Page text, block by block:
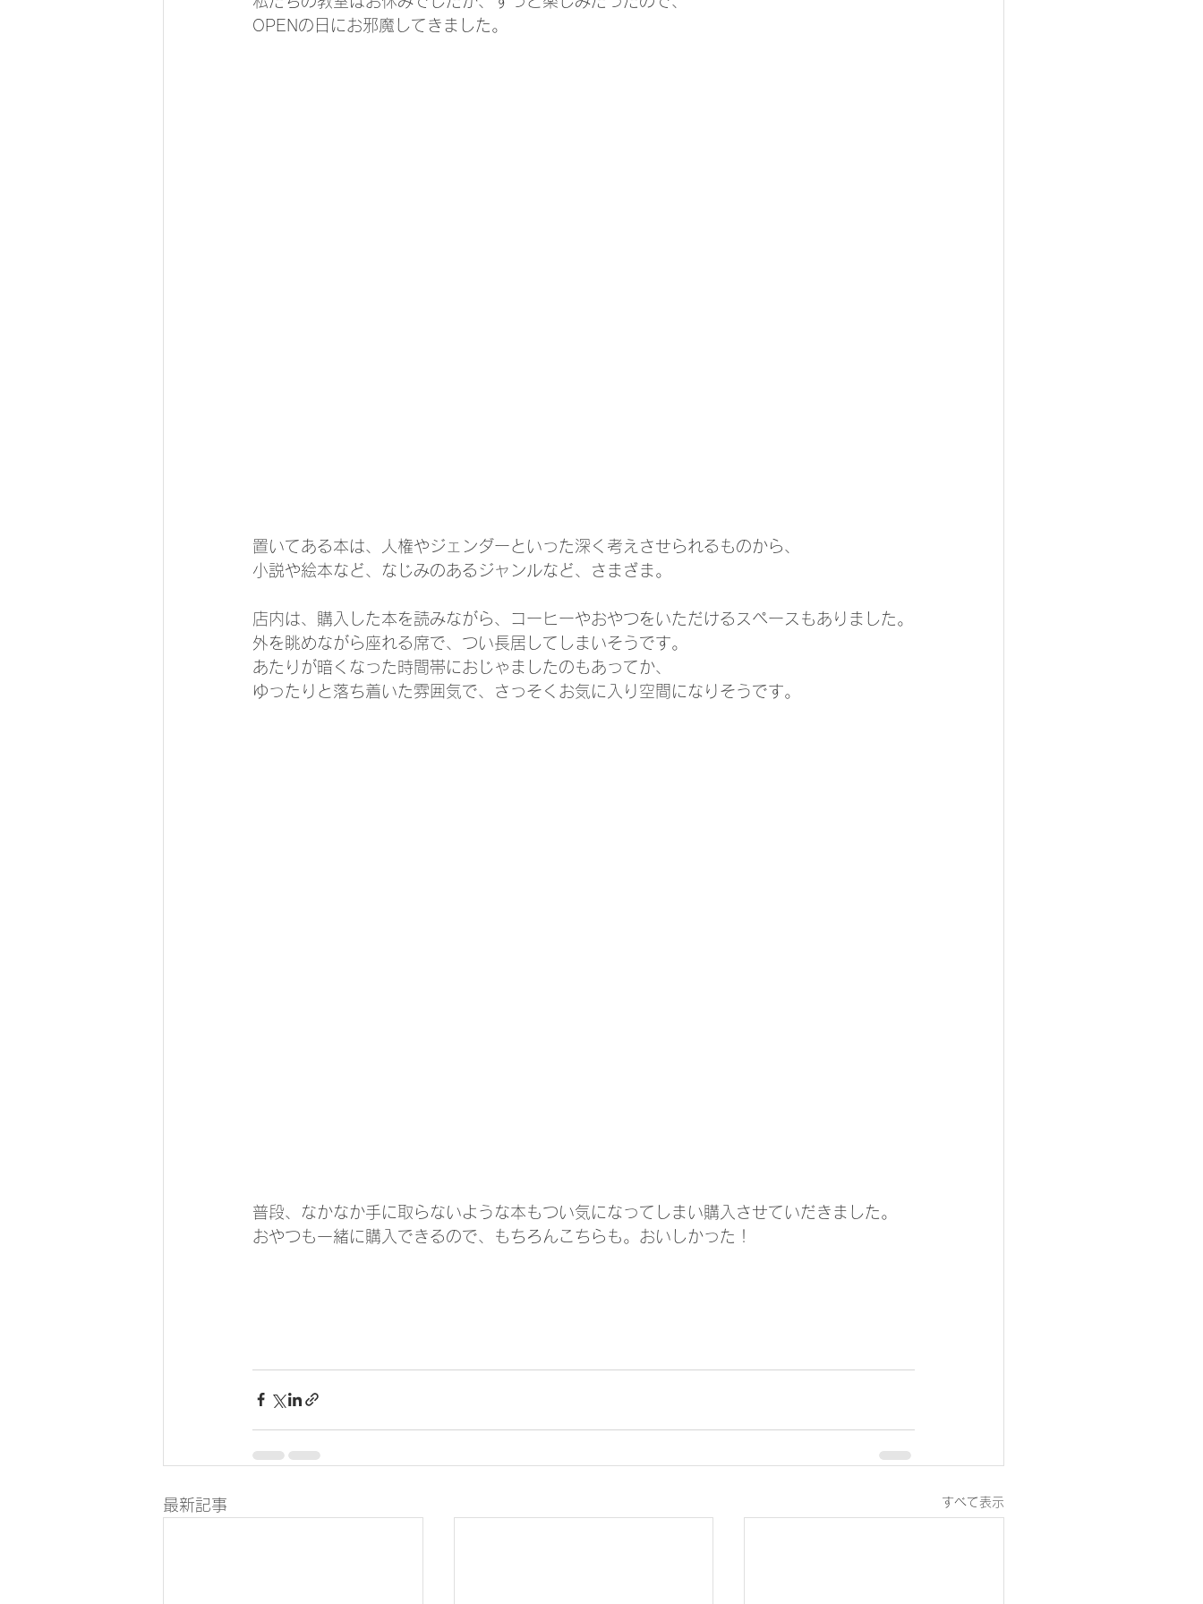
OPENの日にお邪魔してきました。
置いてある本は、人権やジェンダーといった深く考えさせられるものから、
小説や絵本など、なじみのあるジャンルなど、さまざま。
店内は、購入した本を読みながら、コーヒーやおやつをいただけるスペースもありました。
外を眺めながら座れる席で、つい長居してしまいそうです。
あたりが暗くなった時間帯におじゃましたのもあってか、
ゆったりと落ち着いた雰囲気で、さっそくお気に入り空間になりそうです。
普段、なかなか手に取らないような本もつい気になってしまい購入させていだきました。
おやつも一緒に購入できるので、もちろんこちらも。おいしかった！
最新記事 すべて表示